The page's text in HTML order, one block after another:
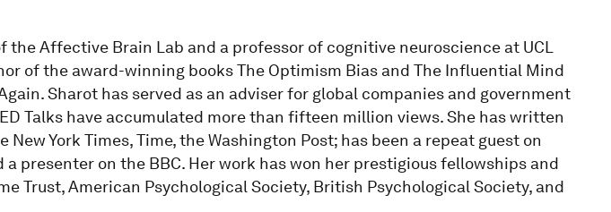
the Affective Brain Lab and a professor of cognitive neuroscience at UCL
of the award-winning books The Optimism Bias and The Influential Mind
Sharot has served as an adviser for global companies and government
Talks have accumulated more than fifteen million views. She has written
York Times, Time, the Washington Post; has been a repeat guest on
a presenter on the BBC. Her work has won her prestigious fellowships and
Trust, American Psychological Society, British Psychological Society, and